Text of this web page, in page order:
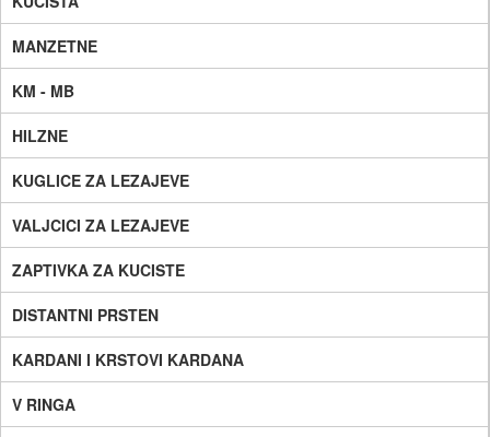
MANZETNE
KM - MB
HILZNE
KUGLICE ZA LEZAJEVE
VALJCICI ZA LEZAJEVE
ZAPTIVKA ZA KUCISTE
DISTANTNI PRSTEN
KARDANI I KRSTOVI KARDANA
V RINGA